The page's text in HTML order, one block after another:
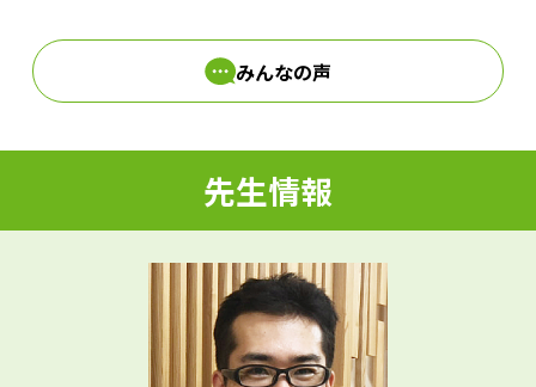
e
o
みんなの声
先生情報